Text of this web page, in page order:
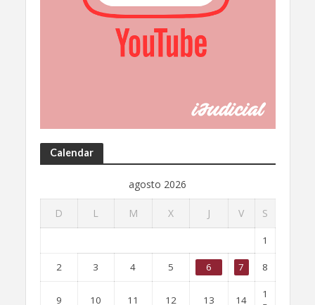
Calendar
agosto 2026
D L M X J V S
1
2 3 4 5 6 7 8
9 10 11 12 13 14
1